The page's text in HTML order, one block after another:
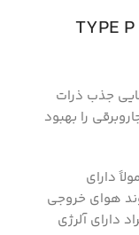
مزیت کیسه جاروبرقی بوش TYPE P
جذب ذرات
را بهبود
دارای
هوای خروجی
دارای آلرژی